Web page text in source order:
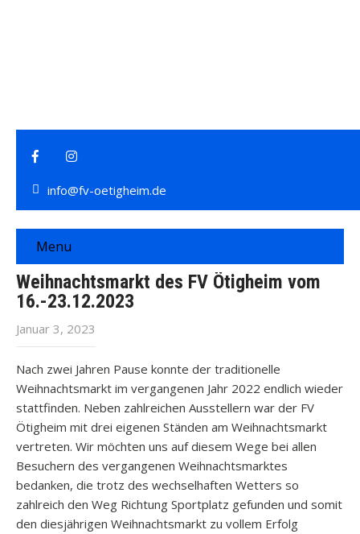
info@fv-oetigheim.de
Menu
Weihnachtsmarkt des FV Ötigheim vom
16.-23.12.2023
Januar 3, 2023
Nach zwei Jahren Pause konnte der traditionelle
Weihnachtsmarkt im vergangenen Jahr 2022 endlich wieder
stattfinden. Neben zahlreichen Ausstellern war der FV
Ötigheim mit drei eigenen Ständen am Weihnachtsmarkt
vertreten. Wir möchten uns auf diesem Wege bei allen
Besuchern des vergangenen Weihnachtsmarktes
bedanken, die trotz des wechselhaften Wetters so
zahlreich den Weg Richtung Sportplatz gefunden und somit
den diesjährigen Weihnachtsmarkt zu vollem Erfolg